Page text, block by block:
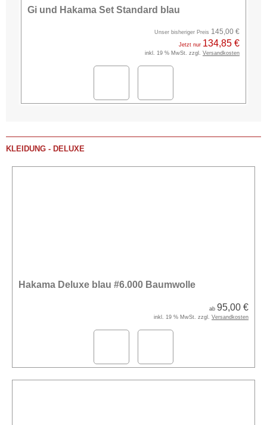
Gi und Hakama Set Standard blau
Unser bisheriger Preis 145,00 €
Jetzt nur 134,85 €
inkl. 19 % MwSt. zzgl. Versandkosten
KLEIDUNG - DELUXE
Hakama Deluxe blau #6.000 Baumwolle
ab 95,00 €
inkl. 19 % MwSt. zzgl. Versandkosten